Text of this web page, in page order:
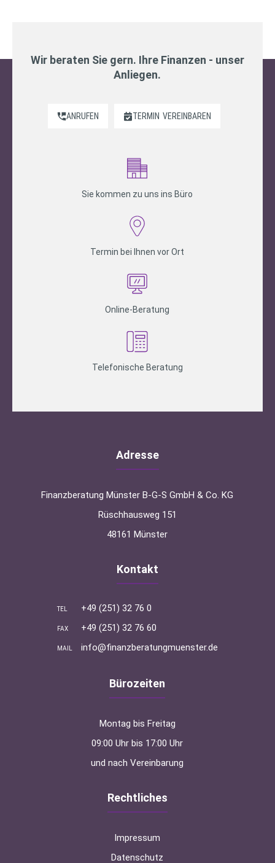
Wir beraten Sie gern. Ihre Finanzen - unser
Anliegen.
ANRUFEN TERMIN VEREINBAREN
Sie kommen zu uns ins Büro
Termin bei Ihnen vor Ort
Online-Beratung
Telefonische Beratung
Adresse
Finanzberatung Münster B-G-S GmbH & Co. KG
Rüschhausweg 151
48161 Münster
Kontakt
TEL +49 (251) 32 76 0
FAX +49 (251) 32 76 60
MAIL info@finanzberatungmuenster.de
Bürozeiten
Montag bis Freitag
09:00 Uhr bis 17:00 Uhr
und nach Vereinbarung
Rechtliches
Impressum
Datenschutz